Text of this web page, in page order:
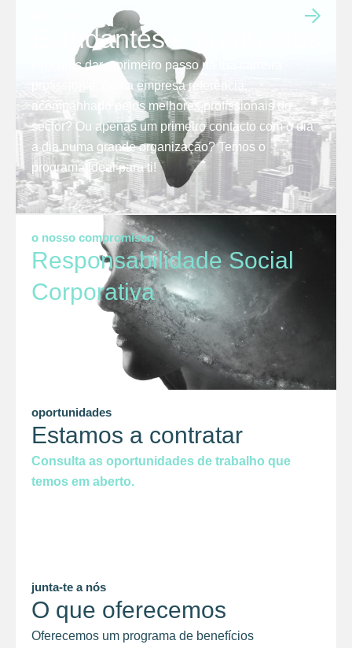
Estudantes e graduados
Procuras dar o primeiro passo na tua carreira
profissional, numa empresa referência,
acompanhado pelos melhores profissionais do
sector? Ou apenas um primeiro contacto com o dia
a dia numa grande organização? Temos o
programa ideal para ti!
o nosso compromisso
Responsabilidade Social
Corporativa
oportunidades
Estamos a contratar
Consulta as oportunidades de trabalho que
temos em aberto.
junta-te a nós
O que oferecemos
Oferecemos um programa de benefícios